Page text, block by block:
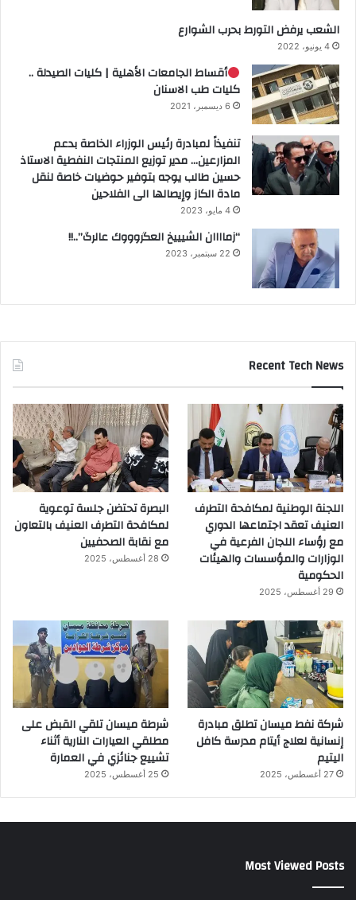
الشعب يرفض التورط بحرب الشوارع
4 يونيو، 2022
أقساط الجامعات الأهلية | كليات الصيدلة ..
كليات طب الاسنان
6 ديسمبر، 2021
تنفيذاً لمبادرة رئيس الوزراء الخاصة بدعم
المزارعين… مدير توزيع المنتجات النفطية الاستاذ
حسين طالب يوجه بتوفير حوضيات خاصة لنقل
مادة الكاز وإيصالها الى الفلاحين
4 مايو، 2023
“زماااان الشيييخ العگروووك عالرگ”..!!
22 سبتمبر، 2023
Recent Tech News
اللجنة الوطنية لمكافحة التطرف
العنيف تعقد اجتماعها الدوري
مع رؤساء اللجان الفرعية في
الوزارات والمؤسسات والهيئات
الحكومية
29 أغسطس، 2025
البصرة تحتضن جلسة توعوية
لمكافحة التطرف العنيف بالتعاون
مع نقابة الصحفيين
28 أغسطس، 2025
شركة نفط ميسان تطلق مبادرة
إنسانية لعلاج أيتام مدرسة كافل
اليتيم
27 أغسطس، 2025
شرطة ميسان تلقي القبض على
مطلقي العيارات النارية أثناء
تشييع جنائزي في العمارة
25 أغسطس، 2025
Most Viewed Posts